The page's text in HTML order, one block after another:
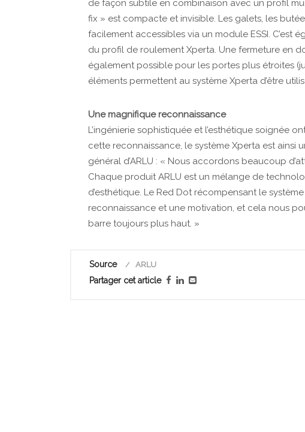
de façon subtile en combinaison avec un profil
fix » est compacte et invisible. Les galets, les
facilement accessibles via un module ESSI. C’est
du profil de roulement Xperta. Une fermeture en
également possible pour les portes plus étroites
éléments permettent au système Xperta d’être
Une magnifique reconnaissance
L’ingénierie sophistiquée et l’esthétique soignée
cette reconnaissance, le système Xperta est ainsi
général d’ARLU : « Nous accordons beaucoup
Chaque produit ARLU est un mélange de
d’esthétique. Le Red Dot récompensant le
reconnaissance et une motivation, et cela nous
barre toujours plus haut. »
Source ARLU
Partager cet article